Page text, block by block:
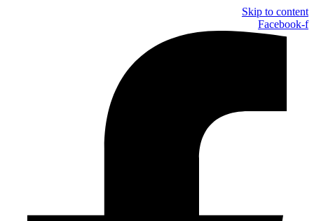
Skip to content
Facebook-f